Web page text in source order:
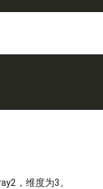
，维度为3。